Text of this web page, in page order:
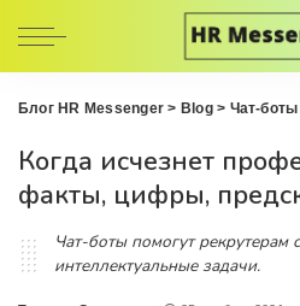
Блог HR Messenger > Blog> Чат-боты
Когда исчезнет
факты, цифры,
Чат-боты помогут рекрутерам
интеллектуальные задачи.